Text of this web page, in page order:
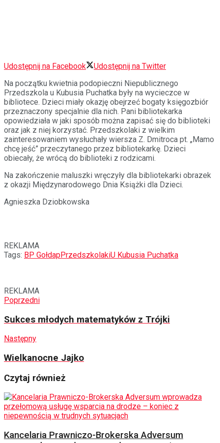
Udostępnij na Facebook
Udostępnij na Twitter
Na początku kwietnia podopieczni Niepublicznego
Przedszkola u Kubusia Puchatka były na wycieczce w
bibliotece. Dzieci miały okazję obejrzeć bogaty księgozbiór
przeznaczony specjalnie dla nich. Pani bibliotekarka
opowiedziała w jaki sposób można zapisać się do biblioteki
oraz jak z niej korzystać. Przedszkolaki z wielkim
zainteresowaniem wysłuchały wiersza Z. Dmitroca pt. „Mamo
chcę jeść” przeczytanego przez bibliotekarkę. Dzieci
obiecały, że wrócą do biblioteki z rodzicami.
Na zakończenie maluszki wręczyły dla bibliotekarki obrazek
z okazji Międzynarodowego Dnia Książki dla Dzieci.
Agnieszka Dziobkowska
REKLAMA
Tags: BP GołdapPrzedszkolakiU Kubusia Puchatka
REKLAMA
Poprzedni
Sukces młodych matematyków z Trójki
Następny
Wielkanocne Jajko
Czytaj również
Kancelaria Prawniczo-Brokerska Adversum